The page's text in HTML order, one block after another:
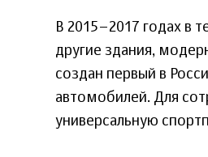
В 2015–2017 годах в
другие здания,
создан первый в
автомобилей. Для
универсальную